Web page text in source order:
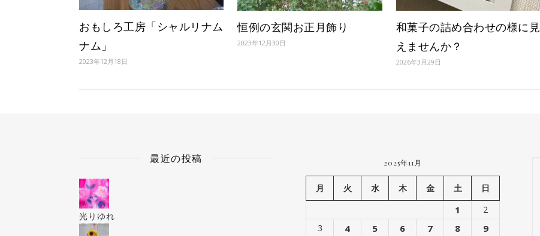
おもしろ工房「シャルリナム
ナム」
2023年12月18日
恒例の玄関お正月飾り
2023年12月30日
和菓子の詰め合わせの様に見
えませんか？
2026年3月29日
最近の投稿
光りゆれ
2025年11月
月 火 水 木 金 土 日
1
2
3
4 5 6 7 8 9